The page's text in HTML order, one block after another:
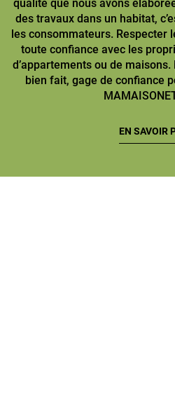
qualité que nous avons
des travaux dans un habitat,
les consommateurs. Respecter
toute confiance avec les
d’appartements ou de maisons.
bien fait, gage de confiance
EN SAVOIR